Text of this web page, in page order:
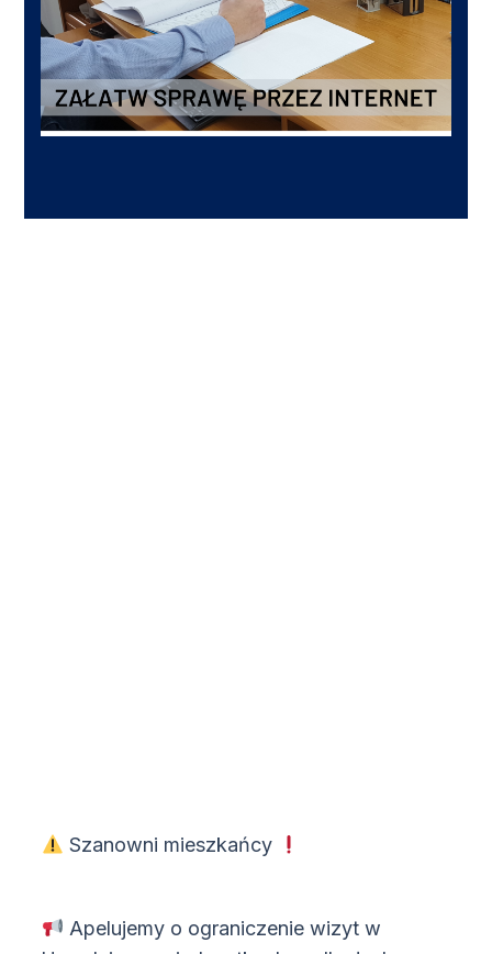
Szanowni mieszkańcy
Apelujemy o ograniczenie wizyt w